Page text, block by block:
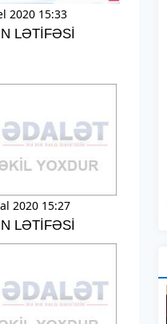
2020 15:33
LƏTİFƏSİ
2020 15:27
LƏTİFƏSİ